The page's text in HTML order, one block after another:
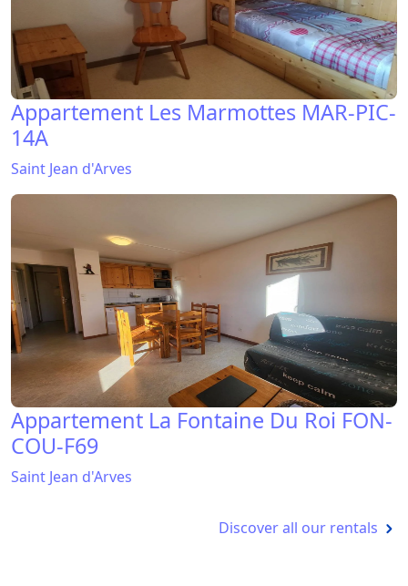
Appartement Les Marmottes MAR-PIC-
14A
Saint Jean d'Arves
Appartement La Fontaine Du Roi FON-
COU-F69
Saint Jean d'Arves
Discover all our rentals